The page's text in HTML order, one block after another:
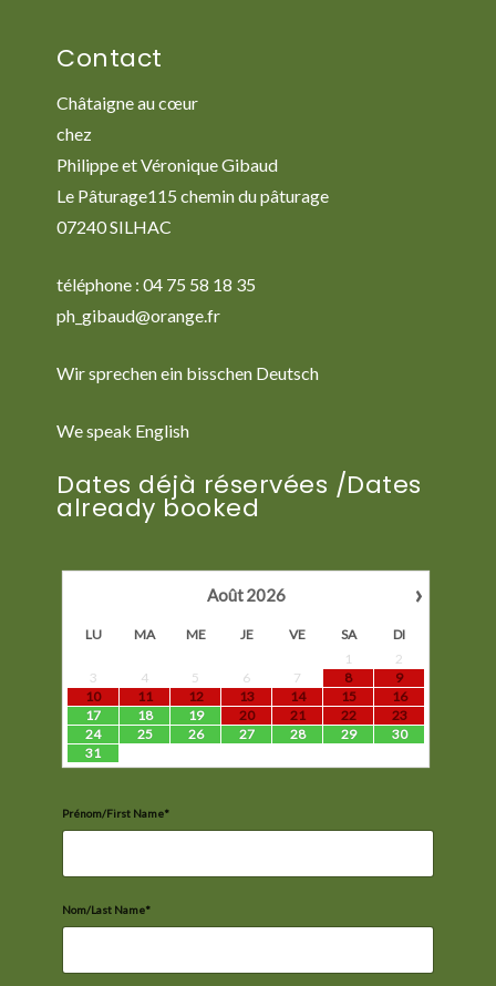
Contact
Châtaigne au cœur
chez
Philippe et Véronique Gibaud
Le Pâturage115 chemin du pâturage
07240 SILHAC
téléphone : 04 75 58 18 35
ph_gibaud@orange.fr
Wir sprechen ein bisschen Deutsch
We speak English
Dates déjà réservées /Dates
already booked
›
Août2026
LU MA ME JE VE SA
DI
1
2
3
4 5 6 7 8
9
10
11 12 13 14 15
16
17
18 19 20 21 22
23
24
25 26 27 28 29
30
31
Prénom/First Name*
Nom/Last Name*